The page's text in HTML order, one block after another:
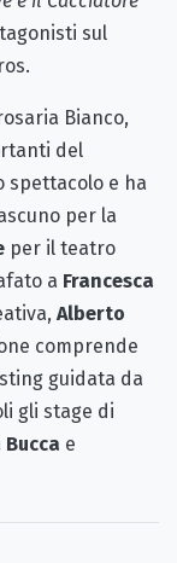
sul
Bianco,
del
spettacolo e ha
per la
per il teatro
a Francesca
Alberto
comprende
guidata da
gli stage di
e